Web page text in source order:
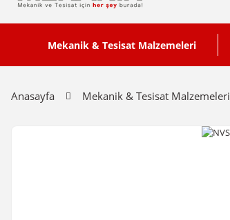
Mekanik & Tesisat Malzemeleri
Anasayfa Mekanik & Tesisat Malzemeleri